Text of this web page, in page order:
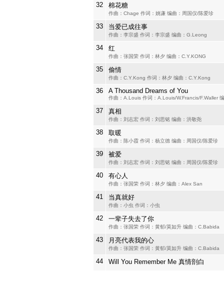
32 棉花糖
作曲：Chage 作词：姚谦 编曲：周国仪/陈爱珍
33 当爱已成往事
作曲：李宗盛 作词：李宗盛 编曲：G.Leong
34 红
作曲：张国荣 作词：林夕 编曲：C.Y.KONG
35 偷情
作曲：C.Y.Kong 作词：林夕 编曲：C.Y.Kong
36 A Thousand Dreams of You
作曲：A.Louis 作词：A.Louis/W.Francis/F.Waller
37 真相
作曲：刘志宏 作词：刘思铭 编曲：洪敬尧
38 取暖
作曲：陈小霞 作词：杨立德 编曲：周国仪/陈爱珍
39 被爱
作曲：刘志宏 作词：刘思铭 编曲：周国仪/陈爱珍
40 有心人
作曲：张国荣 作词：林夕 编曲：Alex San
41 当真就好
作曲：小虫 作词：小虫
42 一辈子失去了你
作曲：张国荣 作词：黄郁/莫如升 编曲：C.Babida
43 月亮代表我的心
作曲：张国荣 作词：黄郁/莫如升 编曲：C.Babida
44 Will You Remember Me 真情剖白